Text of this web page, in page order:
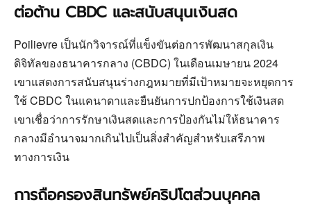
ต่อต้าน CBDC และสนับสนุนเงินสด
Poilievre เป็นนักวิจารณ์ที่แข็งขันต่อการพัฒนาสกุลเงิน
ดิจิทัลของธนาคารกลาง (CBDC) ในเดือนเมษายน 2024
เขาแสดงการสนับสนุนร่างกฎหมายที่มีเป้าหมายจะหยุดการ
ใช้ CBDC ในแคนาดาและยืนยันการปกป้องการใช้เงินสด
เขาเชื่อว่าการรักษาเงินสดและการป้องกันไม่ให้ธนาคาร
กลางมีอำนาจมากเกินไปเป็นสิ่งสำคัญสำหรับเสรีภาพ
ทางการเงิน
การถือครองสินทรัพย์คริปโตส่วนบุคคล